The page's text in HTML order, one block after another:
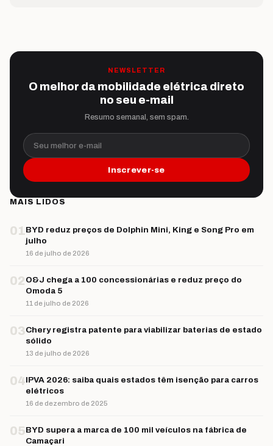
NEWSLETTER
O melhor da mobilidade elétrica direto
no seu e-mail
Resumo semanal, sem spam.
Seu melhor e-mail
Inscrever-se
MAIS LIDOS
01BYD reduz preços de Dolphin Mini, King e Song Pro em
julho
16 de julho de 2026
02 O&J chega a 100 concessionárias e reduz preço do
Omoda 5
11 de julho de 2026
03Chery registra patente para viabilizar baterias de estado
sólido
13 de julho de 2026
04IPVA 2026: saiba quais estados têm isenção para carros
elétricos
16 de dezembro de 2025
05BYD supera a marca de 100 mil veículos na fábrica de
Camaçari